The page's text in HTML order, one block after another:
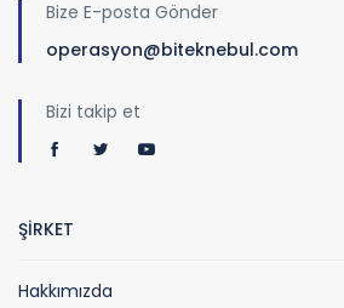
Bize E-posta Gönder
operasyon@biteknebul.com
Bizi takip et
ŞİRKET
Hakkımızda